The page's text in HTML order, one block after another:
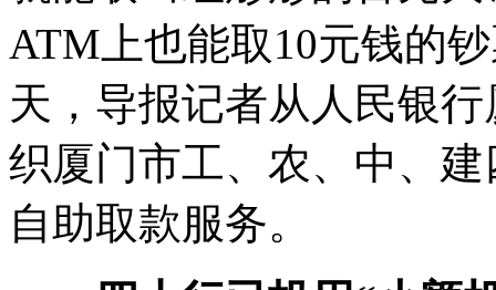
ATM上也能取10元钱的
天，导报记者从人民银
织厦门市工、农、中、
自助取款服务。